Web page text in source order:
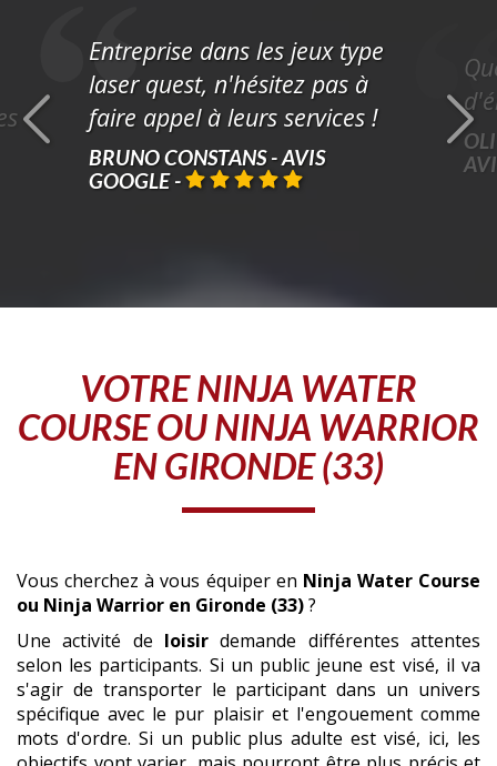
Entreprise dans les jeux type
laser quest, n'hésitez pas à
faire appel à leurs services !
BRUNO CONSTANS - AVIS
GOOGLE -
VOTRENINJA WATER
COURSE OU NINJA WARRIOR
EN GIRONDE (33)
Vous cherchez à vous équiper en Ninja Water Course
ou Ninja Warrior en Gironde (33)?
Une activité de loisir demande différentes attentes
selon les participants. Si un public jeune est visé, il va
s'agir de transporter le participant dans un univers
spécifique avec le pur plaisir et l'engouement comme
mots d'ordre. Si un public plus adulte est visé, ici, les